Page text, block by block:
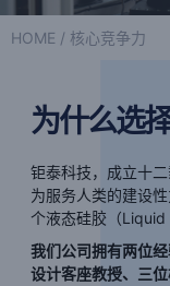
HOME / 核心竞争力
为什么选
钜泰科技，成立十
为服务人类的建设
个液态硅胶（Liquid
我们公司拥有两位
设计客座教授、三